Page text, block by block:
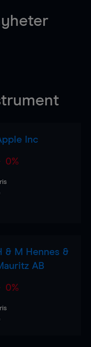
Inc
0%
& M Hennes &
AB
0%